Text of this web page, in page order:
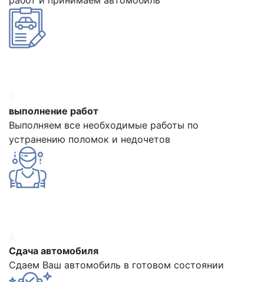
выполнение работ
Выполняем все необходимые работы по
устранению поломок и недочетов
Сдача автомобиля
Сдаем Ваш автомобиль в готовом состоянии